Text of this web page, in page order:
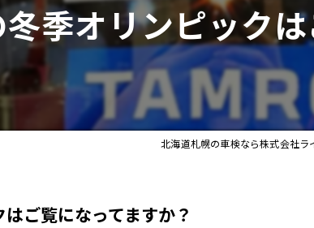
季オリンピック
北海道札幌の車検なら株式会社ラ
ご覧になってますか？